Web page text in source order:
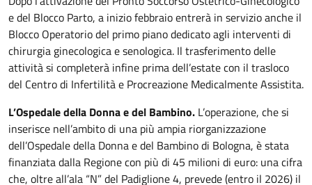
e del Blocco Parto, a inizio febbraio entrerà in servizio anche il
Blocco Operatorio del primo piano dedicato agli interventi di
chirurgia ginecologica e senologica. Il trasferimento delle
attività si completerà infine prima dell’estate con il trasloco
del Centro di Infertilità e Procreazione Medicalmente Assistita.
L’Ospedale della Donna e del Bambino. L’operazione, che si
inserisce nell’ambito di una più ampia riorganizzazione
dell’Ospedale della Donna e del Bambino di Bologna, è stata
finanziata dalla Regione con più di 45 milioni di euro: una cifra
che, oltre all’ala “N” del Padiglione 4, prevede (entro il 2026) il